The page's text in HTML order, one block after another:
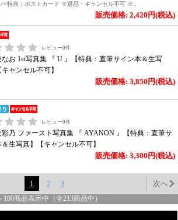
ぺ特典：ポストカード ※返品・キャンセル不可 ※..
販売価格: 2,420円(税込)
レビュー0件
お 1st写真集 『 U 』【特典：直筆サイン本＆生写
ャンセル不可】
販売価格: 3,850円(税込)
レビュー0件
彩乃 ファースト写真集 『 AYANON 』【特典：直筆サ
生写真】【キャンセル不可】
販売価格: 3,300円(税込)
1 2 3 次へ
100商品表示中（全213商品中）